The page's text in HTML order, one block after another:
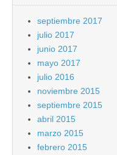
septiembre 2017
julio 2017
junio 2017
mayo 2017
julio 2016
noviembre 2015
septiembre 2015
abril 2015
marzo 2015
febrero 2015